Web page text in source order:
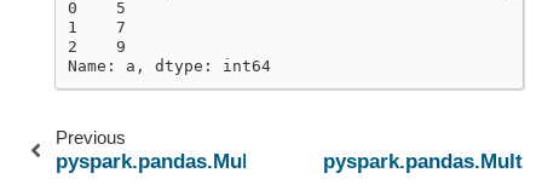
0    5
1    7
2    9
Name: a, dtype: int64
Previous
pyspark.pandas.MultiIndex.spark.column